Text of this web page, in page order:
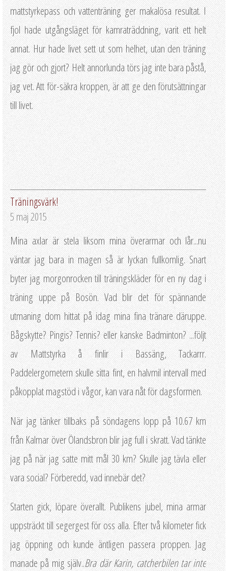
mattstyrkepass och vattenträning ger makalösa resultat. I
fjol hade utgångsläget för kamraträddning, varit ett helt
annat. Hur hade livet sett ut som helhet, utan den träning
jag gör och gjort? Helt annorlunda törs jag inte bara påstå,
jag vet. Att för-säkra kroppen, är att ge den förutsättningar
till livet.
Träningsvärk!
5 maj 2015
Mina axlar är stela liksom mina överarmar och lår...nu
väntar jag bara in magen så är lyckan fullkomlig. Snart
byter jag morgonrocken till träningskläder för en ny dag i
träning uppe på Bosön. Vad blir det för spännande
utmaning dom hittat på idag mina fina tränare däruppe.
Bågskytte? Pingis? Tennis? eller kanske Badminton? ...följt
av Mattstyrka å finlir i Bassäng, Tackarrr.
Paddelergometern skulle sitta fint, en halvmil intervall med
påkopplat magstöd i vågor, kan vara nåt för dagsformen.
När jag tänker tillbaks på söndagens lopp på 10.67 km
från Kalmar över Ölandsbron blir jag full i skratt. Vad tänkte
jag på när jag satte mitt mål 30 km? Skulle jag tävla eller
vara social? Förberedd, vad innebär det?
Starten gick, löpare överallt. Publikens jubel, mina armar
uppsträckt till segergest för oss alla. Efter två kilometer fick
jag öppning och kunde äntligen passera proppen. Jag
manade på mig själv..Bra där Karin, catcherbilen tar inte